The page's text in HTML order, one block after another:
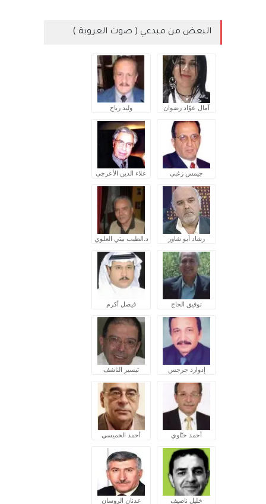
البعض من مبدعي ( صوت العروبة )
آمال عوّاد رضوان وليد رباح
جيمس زغبي علاء الدين الأعرجي
رشاد أبو شاور د.الطيب بيتي العلوي
توفيق الحاج فيصل أكرم
إدوارد جرجس تيسير الناشف
أحمد ختّاوي أحمد الخميسي
خليل ناصيف عدنان الروسان